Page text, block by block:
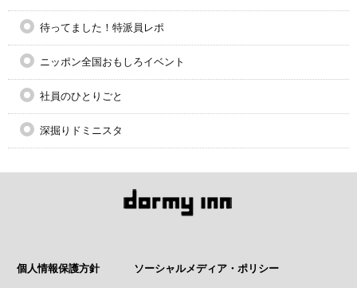
待ってました！特派員レポ
ニッポン全国おもしろイベント
社員のひとりごと
深掘りドミニスタ
個人情報保護方針 ソーシャルメディア・ポリシー